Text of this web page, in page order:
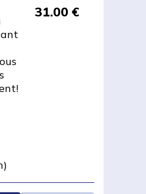
31.00 €